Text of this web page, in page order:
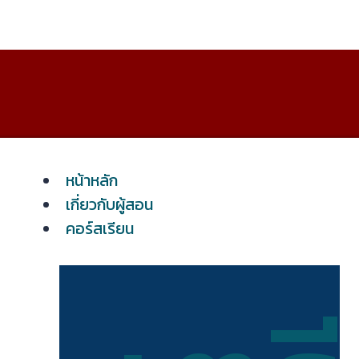
หน้าหลัก
เกี่ยวกับผู้สอน
คอร์สเรียน